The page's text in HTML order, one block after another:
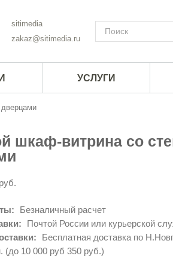
sitimedia
zakaz@sitimedia.ru
УСЛУГИ
шкаф-витрина со
Безналичный расчет
Почтой России или курьерской
Бесплатная доставка по
(до 10 000 руб 350 руб.)